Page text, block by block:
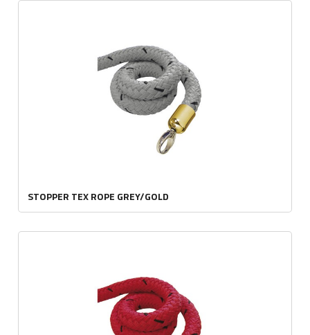
STOPPER TEX ROPE GREY/GOLD